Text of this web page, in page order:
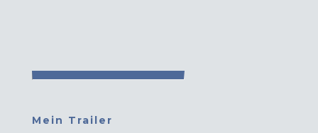
Mein Trailer